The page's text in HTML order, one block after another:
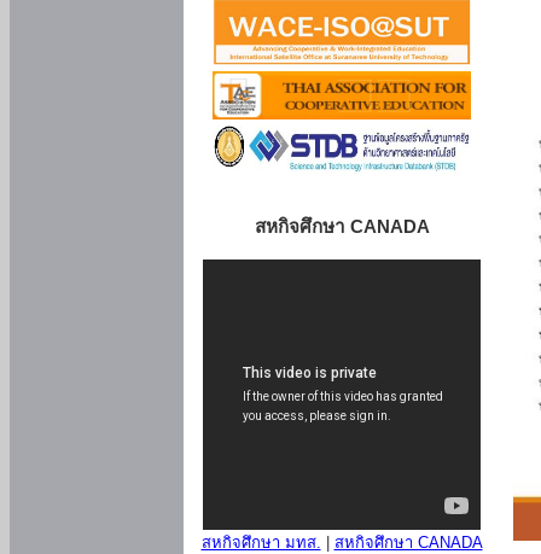
สหกิจศึกษา CANADA
สหกิจศึกษา มทส.
สหกิจศึกษา CANADA